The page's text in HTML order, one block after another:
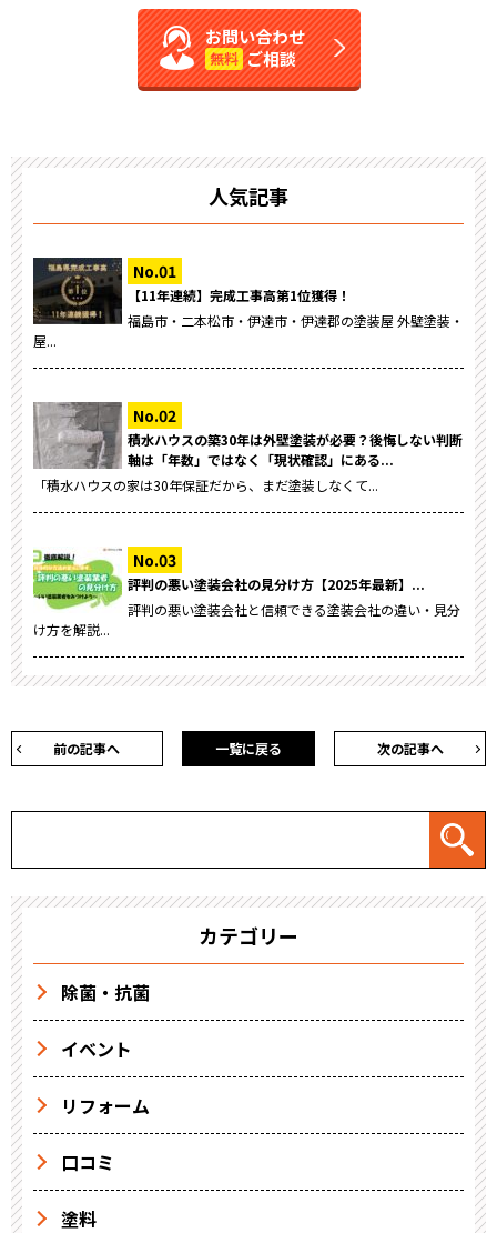
お問い合わせ
無料 ご相談
人気記事
【11年連続】完成工事高第1位獲得！
福島市・二本松市・伊達市・伊達郡の塗装屋 外壁塗装・
屋...
積水ハウスの築30年は外壁塗装が必要？後悔しない判断
軸は「年数」ではなく「現状確認」にある...
「積水ハウスの家は30年保証だから、まだ塗装しなくて...
評判の悪い塗装会社の見分け方【2025年最新】...
評判の悪い塗装会社と信頼できる塗装会社の違い・見分
け方を解説...
前の記事へ 次の記事へ
一覧に戻る
カテゴリー
除菌・抗菌
イベント
リフォーム
口コミ
塗料